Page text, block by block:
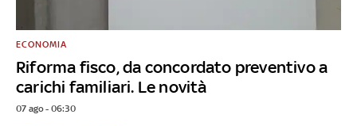
Riforma fisco, da concordato preventivo a
carichi familiari. Le novità
ECONOMIA
07 ago - 06:30